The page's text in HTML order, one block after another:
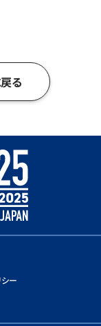
る
ー